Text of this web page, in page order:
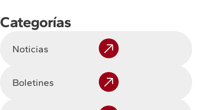
Categorías
Noticias
Boletines